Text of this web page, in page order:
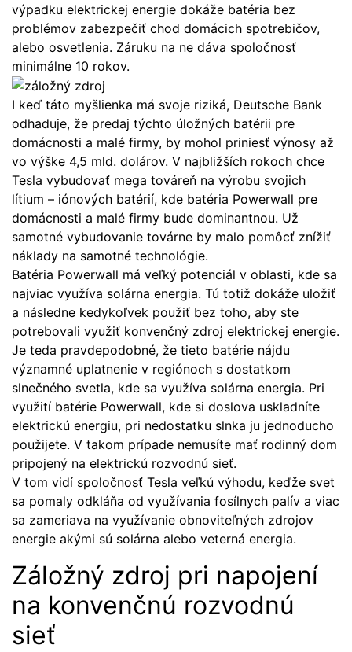
výpadku elektrickej energie dokáže batéria bez
problémov zabezpečiť chod domácich spotrebičov,
alebo osvetlenia. Záruku na ne dáva spoločnosť
minimálne 10 rokov.
I keď táto myšlienka má svoje riziká, Deutsche Bank
odhaduje, že predaj týchto úložných batérii pre
domácnosti a malé firmy, by mohol priniesť výnosy až
vo výške 4,5 mld. dolárov. V najbližších rokoch chce
Tesla vybudovať mega továreň na výrobu svojich
lítium – iónových batérií, kde batéria Powerwall pre
domácnosti a malé firmy bude dominantnou. Už
samotné vybudovanie továrne by malo pomôcť znížiť
náklady na samotné technológie.
Batéria Powerwall má veľký potenciál v oblasti, kde sa
najviac využíva solárna energia. Tú totiž dokáže uložiť
a následne kedykoľvek použiť bez toho, aby ste
potrebovali využiť konvenčný zdroj elektrickej energie.
Je teda pravdepodobné, že tieto batérie nájdu
významné uplatnenie v regiónoch s dostatkom
slnečného svetla, kde sa využíva solárna energia. Pri
využití batérie Powerwall, kde si doslova uskladníte
elektrickú energiu, pri nedostatku slnka ju jednoducho
použijete. V takom prípade nemusíte mať rodinný dom
pripojený na elektrickú rozvodnú sieť.
V tom vidí spoločnosť Tesla veľkú výhodu, keďže svet
sa pomaly odkláňa od využívania fosílnych palív a viac
sa zameriava na využívanie obnoviteľných zdrojov
energie akými sú solárna alebo veterná energia.
Záložný zdroj pri napojení
na konvenčnú rozvodnú
sieť